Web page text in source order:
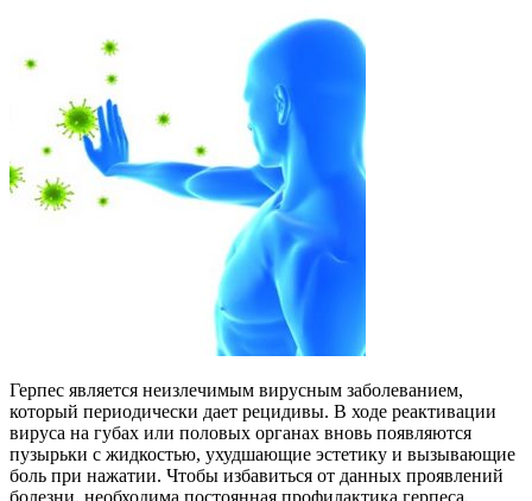
Герпес является неизлечимым вирусным заболеванием,
который периодически дает рецидивы. В ходе реактивации
вируса на губах или половых органах вновь появляются
пузырьки с жидкостью, ухудшающие эстетику и вызывающие
боль при нажатии. Чтобы избавиться от данных проявлений
болезни, необходима постоянная профилактика герпеса.